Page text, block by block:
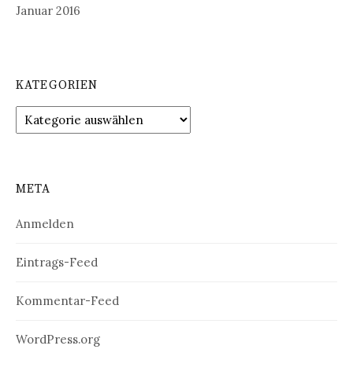
Januar 2016
KATEGORIEN
Kategorien
META
Anmelden
Eintrags-Feed
Kommentar-Feed
WordPress.org